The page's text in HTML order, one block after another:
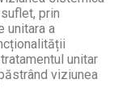
prin
unitara a
unitar
viziunea